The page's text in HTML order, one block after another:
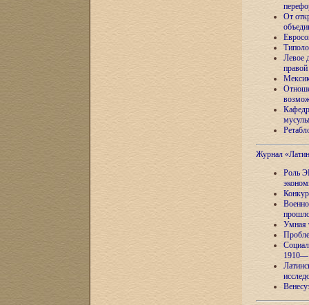
От
Левое
Журнал
Роль
Умная